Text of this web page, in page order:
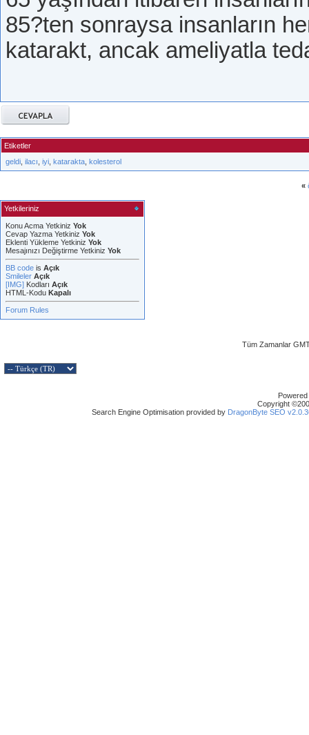
85?ten sonraysa insanların
katarakt, ancak ameliyatla
Etiketler
geldi ilacı iyi katarakta kolesterol
«
Yetkileriniz
Konu Acma Yetkiniz Yok
Cevap Yazma Yetkiniz Yok
Eklenti Yükleme Yetkiniz Yok
Mesajınızı Değiştirme Yetkiniz Yok
BB code is Açık
Smileler Açık
[IMG] Kodları Açık
HTML-Kodu Kapalı
Forum Rules
Tüm Zamanlar
Copyright
Search Engine Optimisation provided by DragonByte SEO